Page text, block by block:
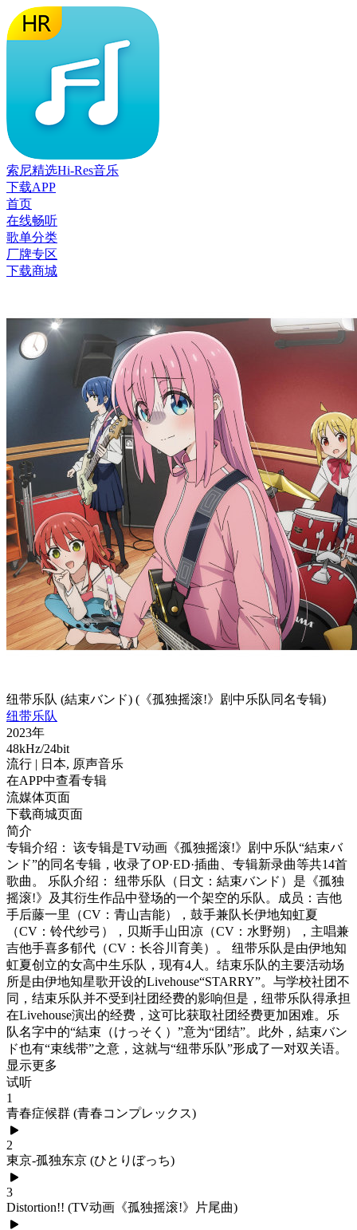
索尼精选Hi-Res音乐
下载APP
首页
在线畅听
歌单分类
厂牌专区
下载商城
纽带乐队 (結束バンド) (《孤独摇滚!》剧中乐队同名专辑)
纽带乐队
2023年
48kHz/24bit
流行 | 日本, 原声音乐
在APP中查看专辑
流媒体页面
下载商城页面
简介
专辑介绍： 该专辑是TV动画《孤独摇滚!》剧中乐队“結束バ
ンド”的同名专辑，收录了OP·ED·插曲、专辑新录曲等共14首
歌曲。 乐队介绍： 纽带乐队（日文：結束バンド）是《孤独
摇滚!》及其衍生作品中登场的一个架空的乐队。成员：吉他
手后藤一里（CV：青山吉能），鼓手兼队长伊地知虹夏
（CV：铃代纱弓），贝斯手山田凉（CV：水野朔），主唱兼
吉他手喜多郁代（CV：长谷川育美）。 纽带乐队是由伊地知
虹夏创立的女高中生乐队，现有4人。结束乐队的主要活动场
所是由伊地知星歌开设的Livehouse“STARRY”。与学校社团不
同，结束乐队并不受到社团经费的影响但是，纽带乐队得承担
在Livehouse演出的经费，这可比获取社团经费更加困难。乐
队名字中的“結束（けっそく）”意为“团结”。此外，結束バン
ド也有“束线带”之意，这就与“纽带乐队”形成了一对双关语。
显示更多
试听
1
青春症候群 (青春コンプレックス)
2
東京-孤独东京 (ひとりぼっち)
3
Distortion!! (TV动画《孤独摇滚!》片尾曲)